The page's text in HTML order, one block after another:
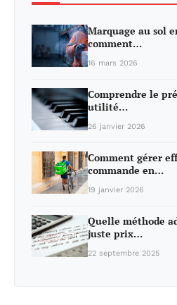
Marquage au sol
comment…
16 mars 2026
Comprendre le
utilité…
26 janvier 2026
Comment gérer
commande en…
19 janvier 2026
Quelle méthode
juste prix…
22 septembre 2025